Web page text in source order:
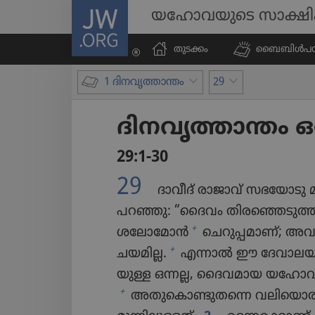
JW.ORG യഹോവയുടെ
തുടക്കം
1 ദിനവൃത്താന്തം 29
ദിനവൃ​ത്താ​ന്തം
29:1-30
29
ദാവീദ്‌ രാജാവ്‌
പറഞ്ഞു: “ദൈവം
ശലോമോൻ + ചെറു​പ്പ​മാണ്‌;
ച​യ​മില്ല. + എന്നാൽ ഈ
യുള്ള ഒന്നല്ല, ദൈവ​മായ
+ അതു​കൊ​ണ്ടു​തന്നെ